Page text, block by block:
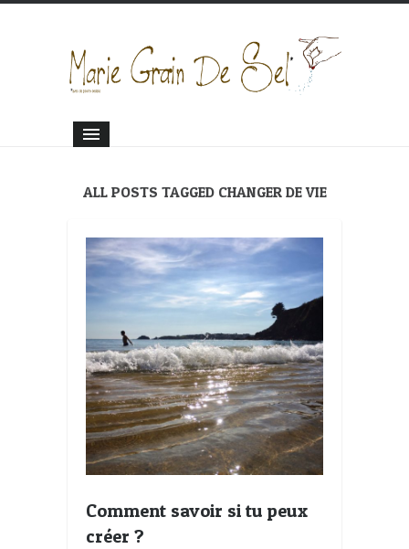
ALL POSTS TAGGED CHANGER DE VIE
Comment savoir si tu peux
créer ?